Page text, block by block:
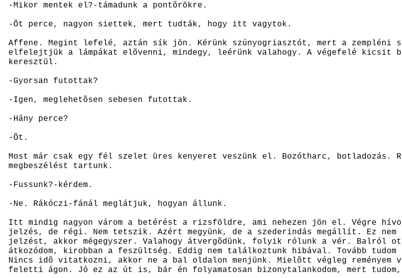
-Mikor mentek el?-támadunk a pontõrökre.
-Öt perce, nagyon siettek, mert tudták, hogy itt vagytok.
Affene. Megint lefelé, aztán sík jön. Kérünk szúnyogriasztót, mert a zempléni
elfelejtjük a lámpákat elõvenni, mindegy, leérünk valahogy. A végefelé kicsit
keresztül.
-Gyorsan futottak?
-Igen, meglehetõsen sebesen futottak.
-Hány perce?
-Öt.
Most már csak egy fél szelet üres kenyeret veszünk el. Bozótharc, botladozás.
megbeszélést tartunk.
-Fussunk?-kérdem.
-Ne. Rákóczi-fánál meglátjuk, hogyan állunk.
Itt mindig nagyon várom a betérést a rizsföldre, ami nehezen jön el. Végre
jelzés, de régi. Nem tetszik. Azért megyünk, de a szederindás megállít. Ez
jelzést, akkor mégegyszer. Valahogy átvergõdünk, folyik rólunk a vér. Balról
átkozódom, kirobban a feszültség. Eddig nem találkoztunk hibával. Tovább
Nincs idõ vitatkozni, akkor ne a bal oldalon menjünk. Mielõtt végleg reményem
feletti ágon. Jó ez az út is, bár én folyamatosan bizonytalankodom, mert